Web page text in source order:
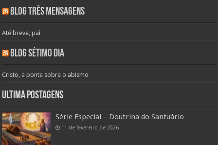
Blog Três Mensagens
Até breve, pai
Blog Sétimo Dia
Cristo, a ponte sobre o abismo
Ultima Postagens
Série Especial – Doutrina do Santuário
11 de fevereiro de 2026